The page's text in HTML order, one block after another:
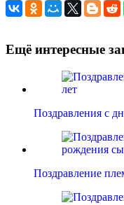
Ещё интересные
Поздравления с
Поздравление